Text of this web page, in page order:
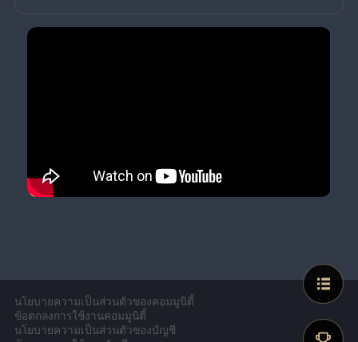
นโยบายความเป็นส่วนตัวของคอมมูนิตี้
ข้อตกลงการใช้งานคอมมูนิตี้
นโยบายความเป็นส่วนตัวของบัญชี